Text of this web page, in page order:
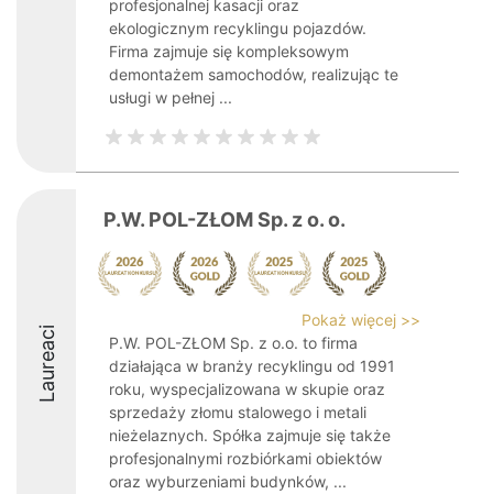
profesjonalnej kasacji oraz
ekologicznym recyklingu pojazdów.
Firma zajmuje się kompleksowym
demontażem samochodów, realizując te
usługi w pełnej ...
Laureaci
P.W. POL-ZŁOM Sp. z o. o.
Pokaż więcej >>
P.W. POL-ZŁOM Sp. z o.o. to firma
działająca w branży recyklingu od 1991
roku, wyspecjalizowana w skupie oraz
sprzedaży złomu stalowego i metali
nieżelaznych. Spółka zajmuje się także
profesjonalnymi rozbiórkami obiektów
oraz wyburzeniami budynków, ...